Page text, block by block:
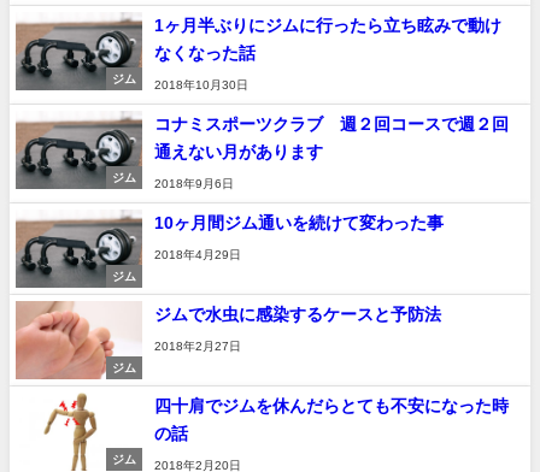
ジム
1ヶ月半ぶりにジムに行ったら立ち眩みで動け
なくなった話
2018年10月30日
ジム
コナミスポーツクラブ 週２回コースで週２回
通えない月があります
2018年9月6日
ジム
10ヶ月間ジム通いを続けて変わった事
2018年4月29日
ジム
ジムで水虫に感染するケースと予防法
2018年2月27日
ジム
四十肩でジムを休んだらとても不安になった時
の話
2018年2月20日